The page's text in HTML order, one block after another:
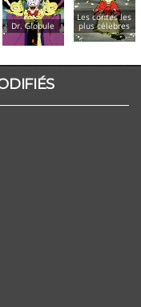
Dr. Globule
Les contes les
plus célèbres